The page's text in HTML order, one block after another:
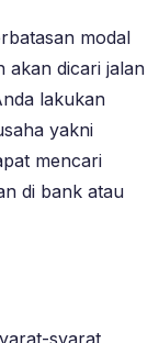
modal
akan dicari jalan
lakukan
yakni
mencari
di bank atau
syarat